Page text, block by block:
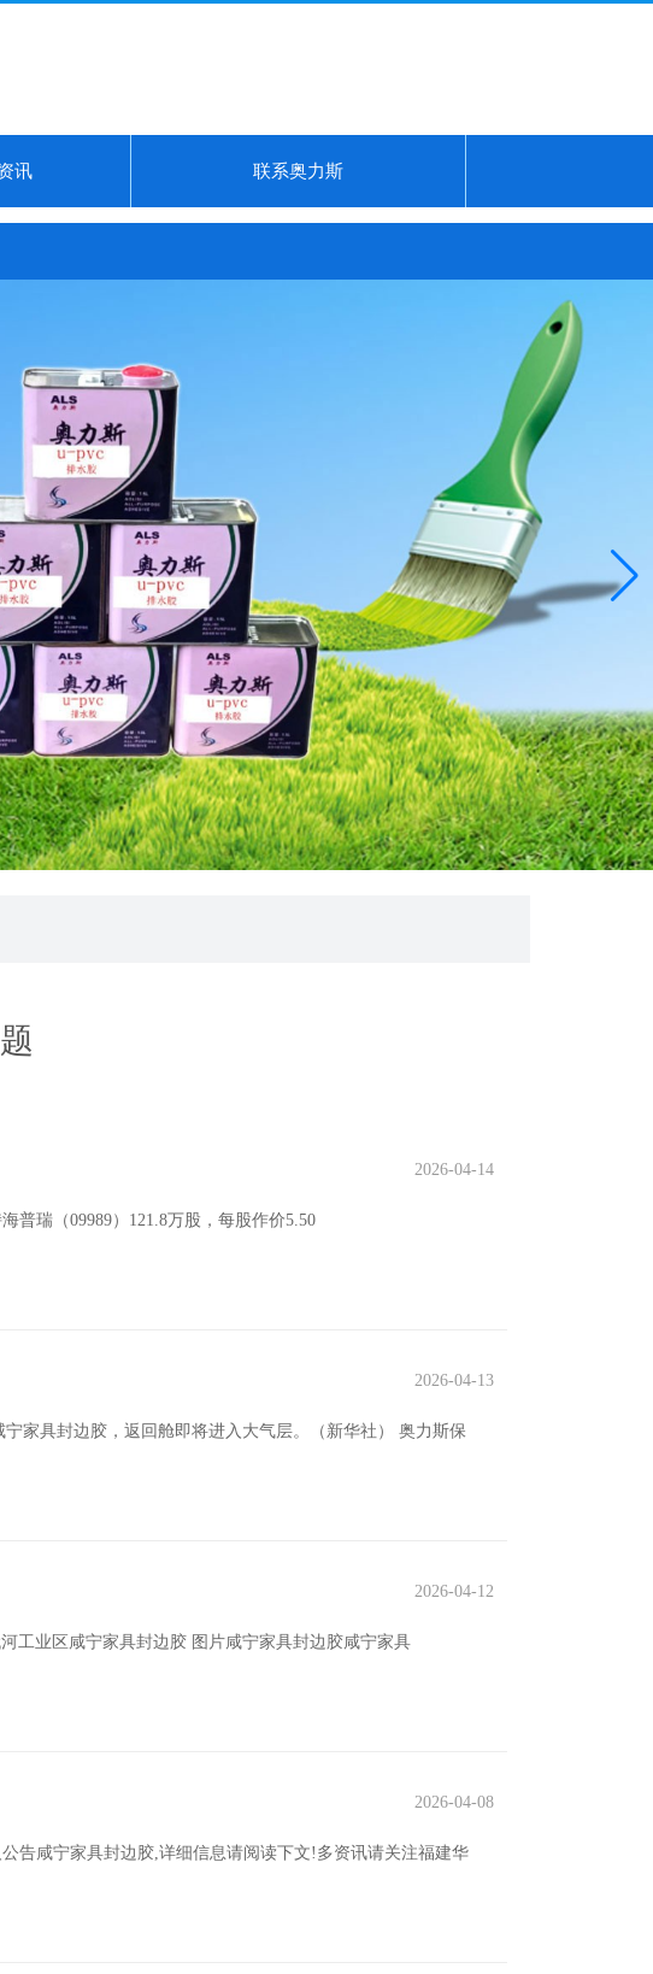
讯 联系奥力斯
2026-04-14
普瑞（09989）121.8万股，每股作价5.50
2026-04-13
家具封边胶，返回舱即将进入大气层。（新华社） 奥力斯保
2026-04-12
工业区咸宁家具封边胶 图片咸宁家具封边胶咸宁家具
2026-04-08
告咸宁家具封边胶,详细信息请阅读下文!多资讯请关注福建华